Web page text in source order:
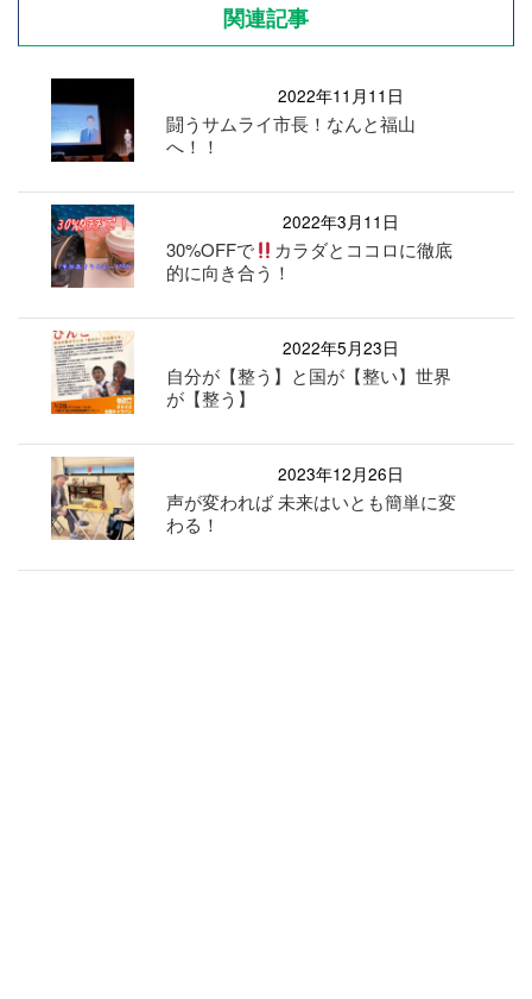
関連記事
2022年11月11日
闘うサムライ市長！なんと福山
へ！！
2022年3月11日
30%OFFで
カラダとココロに徹底
的に向き合う！
2022年5月23日
自分が【整う】と国が【整い】世界
が【整う】
2023年12月26日
声が変われば 未来はいとも簡単に変
わる！